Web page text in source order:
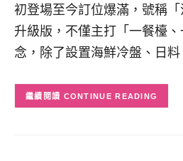
初登場至今訂位爆滿，號稱
升級版，不僅主打「一餐檯
念，除了設置海鮮冷盤、日
CONTINUE READING